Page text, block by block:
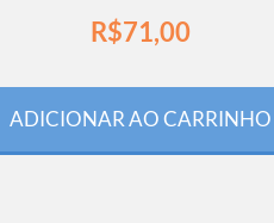
R$71,00
ADICIONAR AO CARRINHO